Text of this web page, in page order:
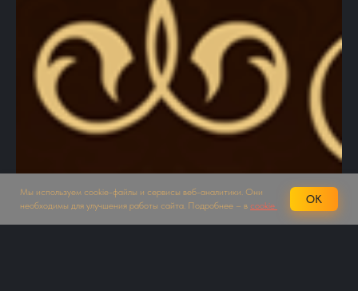
Мы используем cookie-файлы и сервисы веб-аналитики. Они
необходимы для улучшения работы сайта. Подробнее – в cookie
OK